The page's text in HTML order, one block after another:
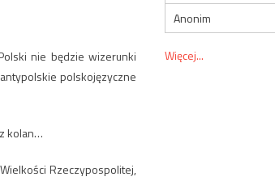
nie będzie wizerunki
polskojęzyczne
kolan…
Rzeczypospolitej,
Anonim
Więcej...